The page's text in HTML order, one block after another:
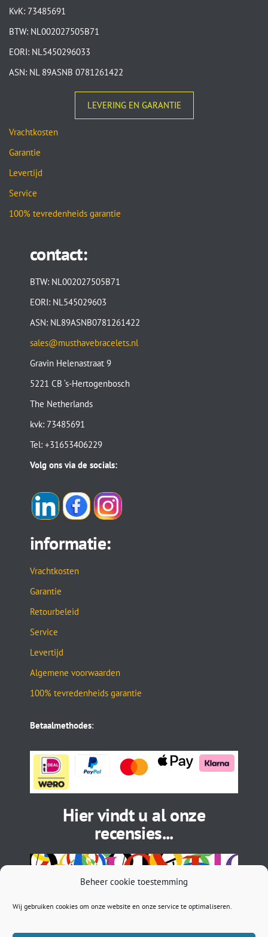
Beheer cookie toestemming
Wij gebruiken cookies om onze website en onze service te optimaliseren.
KvK: 73485691
BTW: NL002027505B71
EORI: NL5450296033
ASN: NL 89ASNB 0781261422
LEVERING EN GARANTIE
Vrachtkosten
Garantie
Levertijd
Service
100% tevredenheids garantie
contact:
BTW: NL002027505B71
EORI: NL545029603
ASN: NL89ASNB0781261422
sales@musthavebracelets.nl
Gravin Helenastraat 9
5221 CB ‘s-Hertogenbosch
The Netherlands
kvk: 73485691
Tel: +31653406229
Volg ons via de socials:
informatie:
Vrachtkosten
Garantie
Retourbeleid
Service
Levertijd
Algemene voorwaarden
100% tevredenheids garantie
Betaalmethodes:
Hier vindt u al onze
recensies...